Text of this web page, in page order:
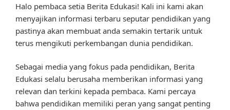
Halo pembaca setia Berita Edukasi! Kali ini kami akan
menyajikan informasi terbaru seputar pendidikan yang
pastinya akan membuat anda semakin tertarik untuk
terus mengikuti perkembangan dunia pendidikan.
Sebagai media yang fokus pada pendidikan, Berita
Edukasi selalu berusaha memberikan informasi yang
relevan dan terkini kepada pembaca. Kami percaya
bahwa pendidikan memiliki peran yang sangat penting